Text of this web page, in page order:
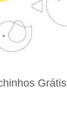
Grátis